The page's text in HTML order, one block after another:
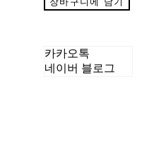
카카오톡
네이버 블로그